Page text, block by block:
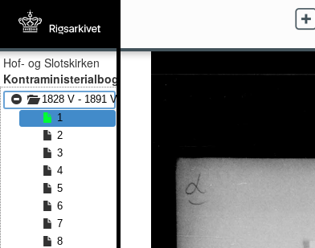
Hof- og Slotskirken
Kontraministerialbog
1828 V - 1891 V
1
2
3
4
5
6
7
8